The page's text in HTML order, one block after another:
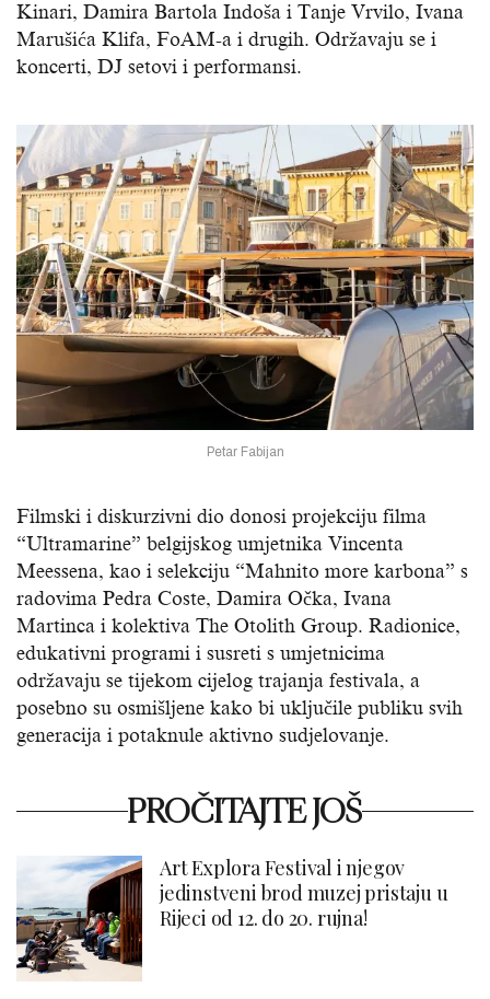
Kinari, Damira Bartola Indoša i Tanje Vrvilo, Ivana
Marušića Klifa, FoAM-a i drugih. Održavaju se i
koncerti, DJ setovi i performansi.
Petar Fabijan
Filmski i diskurzivni dio donosi projekciju filma
“Ultramarine” belgijskog umjetnika Vincenta
Meessena, kao i selekciju “Mahnito more karbona” s
radovima Pedra Coste, Damira Očka, Ivana
Martinca i kolektiva The Otolith Group. Radionice,
edukativni programi i susreti s umjetnicima
održavaju se tijekom cijelog trajanja festivala, a
posebno su osmišljene kako bi uključile publiku svih
generacija i potaknule aktivno sudjelovanje.
PROČITAJTE JOŠ
Art Explora Festival i njegov
jedinstveni brod muzej pristaju u
Rijeci od 12. do 20. rujna!